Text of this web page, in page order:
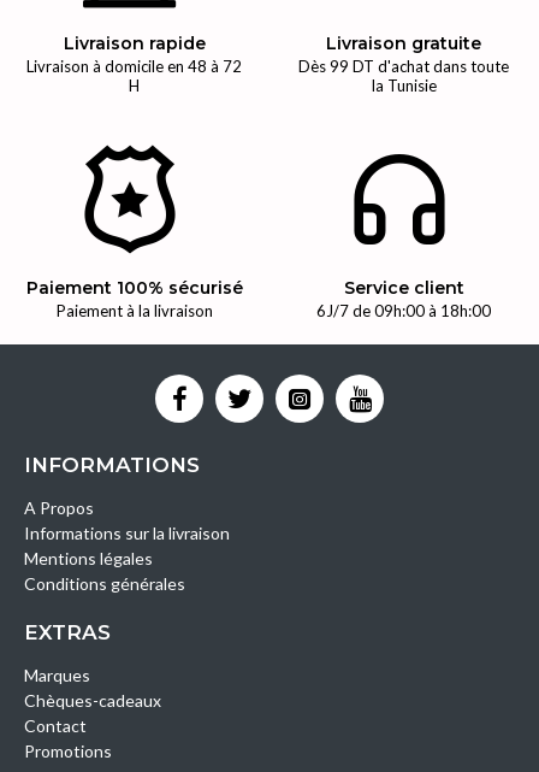
Livraison rapide
Livraison à domicile en 48 à 72
H
Livraison gratuite
Dès 99 DT d'achat dans toute
la Tunisie
Paiement 100% sécurisé
Paiement à la livraison
Service client
6J/7 de 09h:00 à 18h:00
INFORMATIONS
A Propos
Informations sur la livraison
Mentions légales
Conditions générales
EXTRAS
Marques
Chèques-cadeaux
Contact
Promotions